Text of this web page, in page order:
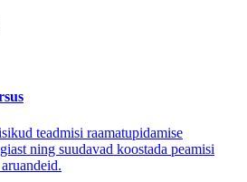
teadmisi raamatupidamise
ning suudavad koostada peamisi